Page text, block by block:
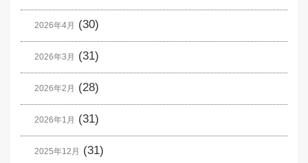
2026年4月 (30)
2026年3月 (31)
2026年2月 (28)
2026年1月 (31)
2025年12月 (31)